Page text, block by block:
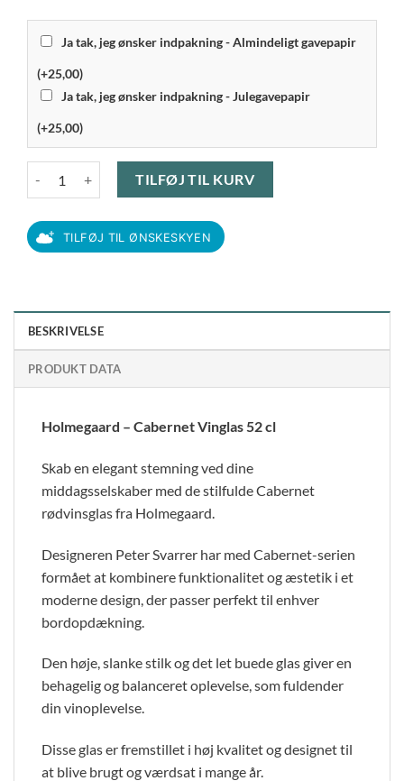
Ja tak, jeg ønsker indpakning - Almindeligt gavepapir
(+25,00)
Ja tak, jeg ønsker indpakning - Julegavepapir
(+25,00)
Holmegaard - Cabernet Vinglas 52 cl antal
TILFØJ TIL KURV
TILFØJ TIL ØNSKESKYEN
BESKRIVELSE
PRODUKT DATA
Holmegaard – Cabernet Vinglas 52 cl
Skab en elegant stemning ved dine
middagsselskaber med de stilfulde Cabernet
rødvinsglas fra Holmegaard.
Designeren Peter Svarrer har med Cabernet-serien
formået at kombinere funktionalitet og æstetik i et
moderne design, der passer perfekt til enhver
bordopdækning.
Den høje, slanke stilk og det let buede glas giver en
behagelig og balanceret oplevelse, som fuldender
din vinoplevelse.
Disse glas er fremstillet i høj kvalitet og designet til
at blive brugt og værdsat i mange år.